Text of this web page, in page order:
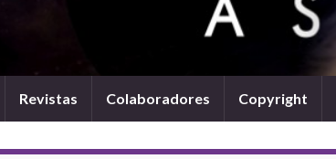
Revistas Colaboradores Copyright